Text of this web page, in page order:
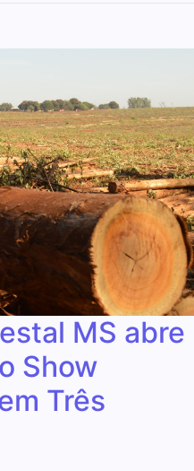
MS abre
Show
Três